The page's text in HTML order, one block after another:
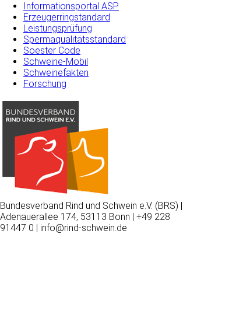
Informationsportal ASP
Erzeugerringstandard
Leistungsprüfung
Spermaqualitätsstandard
Soester Code
Schweine-Mobil
Schweinefakten
Forschung
Bundesverband Rind und Schwein e.V. (BRS) |
Adenauerallee 174, 53113 Bonn | +49 228
91447 0 | info@rind-schwein.de